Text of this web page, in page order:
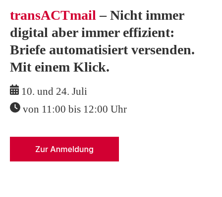
transACTmail– Nicht immer
digital aber immer effizient:
Briefe automatisiertversenden.
Mit einem Klick.
10. und 24. Juli
von 11:00 bis 12:00 Uhr